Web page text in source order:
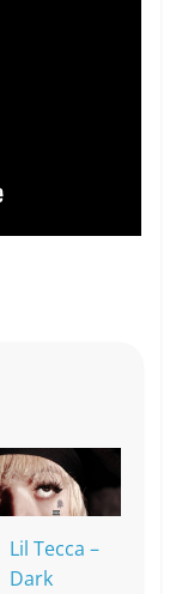
Lil Tecca –
Dark